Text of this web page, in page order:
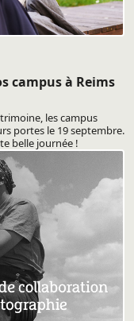
campus à Reims
les campus
portes le 19 septembre.
belle journée !